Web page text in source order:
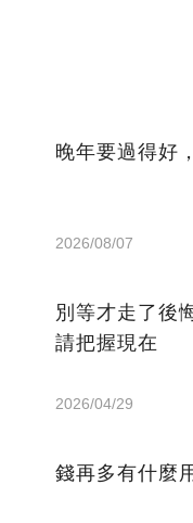
晚年要過得好
2026/08/07
別等才走了後
請把握現在
2026/04/29
錢再多有什麼